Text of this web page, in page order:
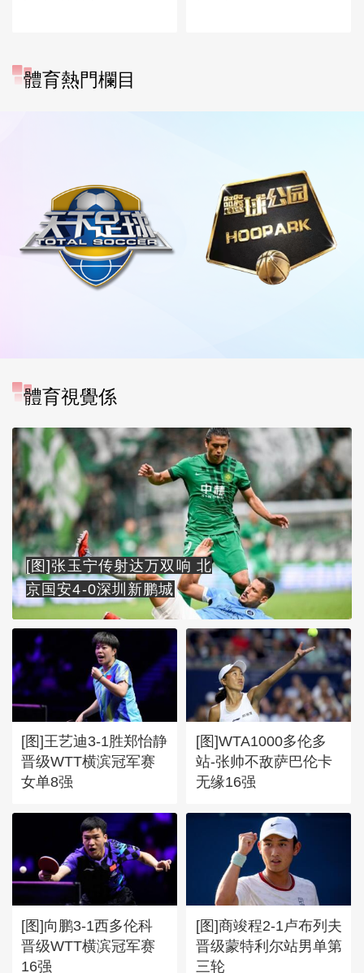
體育熱門欄目
體育視覺係
[图]张玉宁传射达万双响 北
京国安4-0深圳新鹏城
[图]王艺迪3-1胜郑怡静
晋级WTT横滨冠军赛
女单8强
[图]WTA1000多伦多
站-张帅不敌萨巴伦卡
无缘16强
[图]向鹏3-1西多伦科
晋级WTT横滨冠军赛
16强
[图]商竣程2-1卢布列夫
晋级蒙特利尔站男单第
三轮